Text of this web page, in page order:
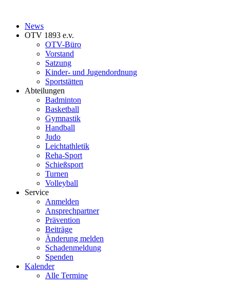
News
OTV 1893 e.v.
OTV-Büro
Vorstand
Satzung
Kinder- und Jugendordnung
Sportstätten
Abteilungen
Badminton
Basketball
Gymnastik
Handball
Judo
Leichtathletik
Reha-Sport
Schießsport
Turnen
Volleyball
Service
Anmelden
Ansprechpartner
Prävention
Beiträge
Änderung melden
Schadenmeldung
Spenden
Kalender
Alle Termine